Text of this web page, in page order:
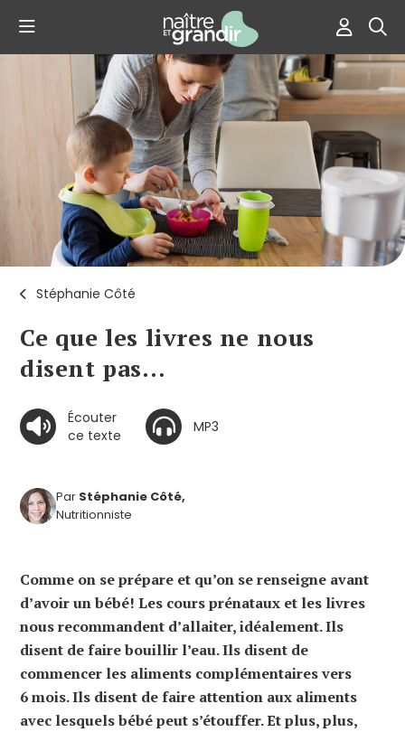
Stéphanie Côté
Ce que les livres ne nous
disent pas…
Écouter
ce texte
MP3
Par Stéphanie Côté,
Nutritionniste
Comme on se prépare et qu’on se renseigne avant
d’avoir un bébé! Les cours prénataux et les livres
nous recommandent d’allaiter, idéalement. Ils
disent de faire bouillir l’eau. Ils disent de
commencer les aliments complémentaires vers
6 mois. Ils disent de faire attention aux aliments
avec lesquels bébé peut s’étouffer. Et plus, plus,